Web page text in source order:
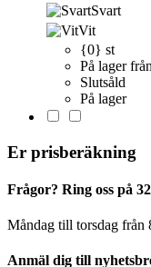
Svart
Vit
{0} st
På lager
Slutsåld
På lager
Er prisberäkning
Frågor? Ring oss på
Måndag till torsdag
Anmäl dig till